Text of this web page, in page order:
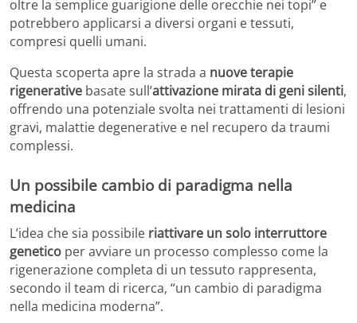
oltre la semplice guarigione delle orecchie nei topi” e
potrebbero applicarsi a diversi organi e tessuti,
compresi quelli umani.
Questa scoperta apre la strada a nuove terapie
rigenerative basate sull’attivazione mirata di geni silenti,
offrendo una potenziale svolta nei trattamenti di lesioni
gravi, malattie degenerative e nel recupero da traumi
complessi.
Un possibile cambio di paradigma nella
medicina
L’idea che sia possibile riattivare un solo interruttore
genetico per avviare un processo complesso come la
rigenerazione completa di un tessuto rappresenta,
secondo il team di ricerca, “un cambio di paradigma
nella medicina moderna”.